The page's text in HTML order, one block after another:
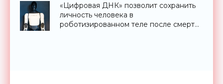
«Цифровая ДНК» позволит сохранить
личность человека в
роботизированном теле после смерти